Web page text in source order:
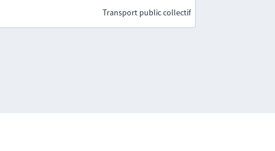
Transport public collectif